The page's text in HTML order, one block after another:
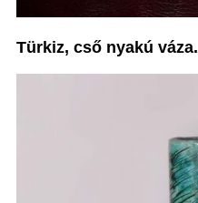
Türkiz, cső nyakú váza.